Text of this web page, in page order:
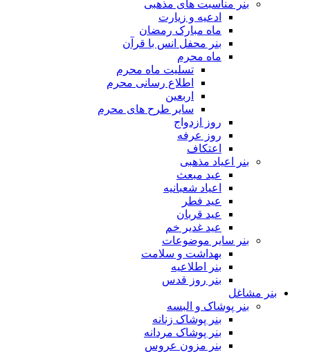
بنر مناسبت های مذهبی
ادعیه و زیارت
ماه مبارک رمضان
بنر محفل انس با قرآن
ماه محرم
تسلیت ماه محرم
اطلاع رسانی محرم
اربعین
سایر طرح های محرم
روز ازدواج
روز عرفه
اعتکاف
بنر اعیاد مذهبی
عید مبعث
اعیاد شعبانیه
عید فطر
عید قربان
عید غدیر خم
بنر سایر موضوعات
بهداشت و سلامت
بنر اطلاعیه
بنر روز قدس
بنر مشاغل
بنر پوشاک و البسه
بنر پوشاک زنانه
بنر پوشاک مردانه
بنر مزون عروس